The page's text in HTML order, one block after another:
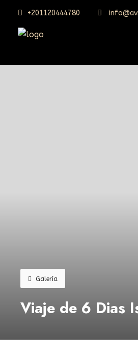
+201120444780
Galería
Viaje de 6 Dias